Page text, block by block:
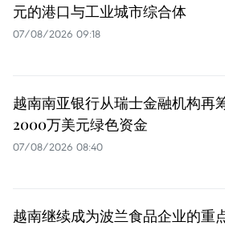
元的港口与工业城市综合体
07/08/2026 09:18
越南南亚银行从瑞士金融机构再
2000万美元绿色资金
07/08/2026 08:40
越南继续成为波兰食品企业的重